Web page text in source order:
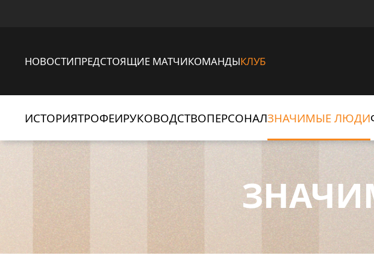
НОВОСТИПРЕДСТОЯЩИЕ МАТЧИКОМАНДЫКЛУБ
ИСТОРИЯТРОФЕИРУКОВОДСТВОПЕРСОНАЛЗНАЧИМЫЕ ЛЮДИ